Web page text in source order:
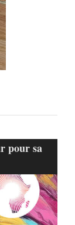
pour sa